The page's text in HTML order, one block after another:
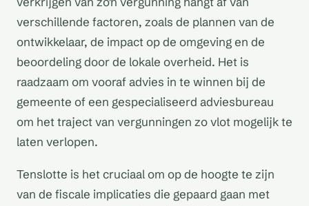
verschillende factoren, zoals de plannen van de
ontwikkelaar, de impact op de omgeving en de
beoordeling door de lokale overheid. Het is
raadzaam om vooraf advies in te winnen bij de
gemeente of een gespecialiseerd adviesbureau
om het traject van vergunningen zo vlot mogelijk te
laten verlopen.
Tenslotte is het cruciaal om op de hoogte te zijn
van de fiscale implicaties die gepaard gaan met